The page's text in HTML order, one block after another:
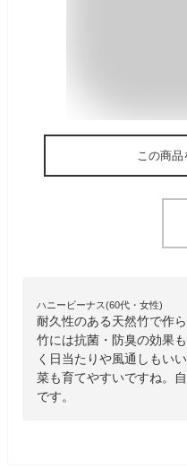
この商
ハニービーナス(60代・女性)
耐久性のある天然竹で作
竹には抗菌・防臭の効果
く日当たりや風通しもい
菜も育てやすいですね。
です。